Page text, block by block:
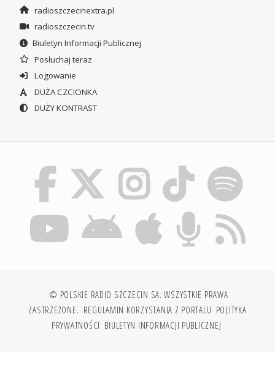
radioszczecinextra.pl
radioszczecin.tv
Biuletyn Informacji Publicznej
Posłuchaj teraz
Logowanie
DUŻA CZCIONKA
DUŻY KONTRAST
© POLSKIE RADIO SZCZECIN SA. WSZYSTKIE PRAWA
ZASTRZEŻONE. REGULAMIN KORZYSTANIA Z PORTALU POLITYKA
PRYWATNOŚCI BIULETYN INFORMACJI PUBLICZNEJ